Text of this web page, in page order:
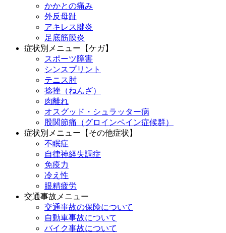
かかとの痛み
外反母趾
アキレス腱炎
足底筋膜炎
症状別メニュー【ケガ】
スポーツ障害
シンスプリント
テニス肘
捻挫（ねんざ）
肉離れ
オスグッド・シュラッター病
股関節痛（グロインペイン症候群）
症状別メニュー【その他症状】
不眠症
自律神経失調症
免疫力
冷え性
眼精疲労
交通事故メニュー
交通事故の保険について
自動車事故について
バイク事故について